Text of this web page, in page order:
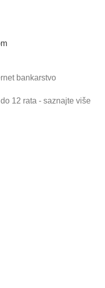
bankarstvo
12 rata - saznajte više